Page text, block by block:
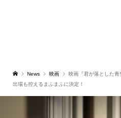
News 映画
映画『君が落とした
出場も控えるまふまふに決定！